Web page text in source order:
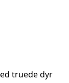
truede dyr